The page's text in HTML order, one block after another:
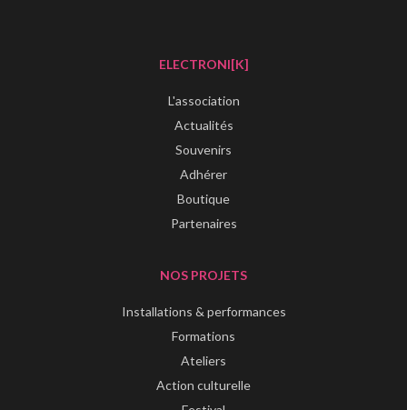
ELECTRONI[K]
L'association
Actualités
Souvenirs
Adhérer
Boutique
Partenaires
NOS PROJETS
Installations & performances
Formations
Ateliers
Action culturelle